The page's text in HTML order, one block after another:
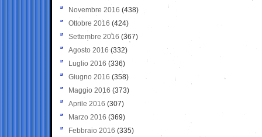
Novembre 2016 (438)
Ottobre 2016 (424)
Settembre 2016 (367)
Agosto 2016 (332)
Luglio 2016 (336)
Giugno 2016 (358)
Maggio 2016 (373)
Aprile 2016 (307)
Marzo 2016 (369)
Febbraio 2016 (335)